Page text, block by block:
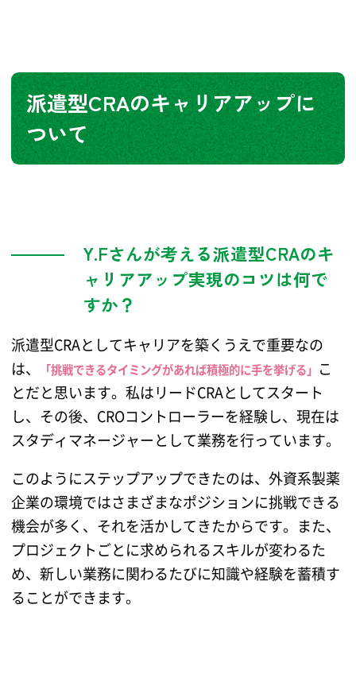
派遣型CRAのキャリアアップに
ついて
Y.Fさんが考える派遣型CRAのキ
ャリアアップ実現のコツは何で
すか？
派遣型CRAとしてキャリアを築くうえで重要なの
は、
「挑戦できるタイミングがあれば積極的に手を挙げる」 こ
とだと思います。私はリードCRAとしてスタート
し、その後、CROコントローラーを経験し、現在は
スタディマネージャーとして業務を行っています。
このようにステップアップできたのは、外資系製薬
企業の環境ではさまざまなポジションに挑戦できる
機会が多く、それを活かしてきたからです。また、
プロジェクトごとに求められるスキルが変わるた
め、新しい業務に関わるたびに知識や経験を蓄積す
ることができます。